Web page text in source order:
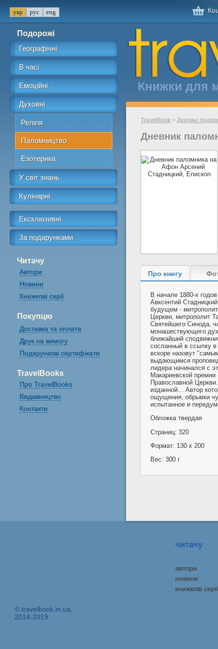
Подорожі
Географічні
В часі
Емоційні
Духовні
Релігія
Паломництво
Езотерика
У світ знань
Кулінарні
Ексклюзивні
За подарунками
Читачу
Автори
Новини
Книжкові серії
Покупцю
Доставка та оплата
Друк на вимогу
Подарункові сертифікати
TravelBooks
Про TravelBooks
Видавництво
Контакти
Книжки для
TravelBook > Духовні
Дневник
Про книгу
В начале 1880-х
Авксентий
будущем -
Церкви, митрополит
Святейшего Синода,
монашествующего
ближайший
сосланный в ссылку
вскоре назовут
выдающимся
лидера начинался с
Макариевской
Православной
изданной... Автор
ощущения, обрывки
испытанное и
Обложка твердая
Страниц: 320
Формат: 130 x 200
Вес: 300 г
© travelbook.in.ua,
2014-2019
читачу
автори
новини
книжкові серії